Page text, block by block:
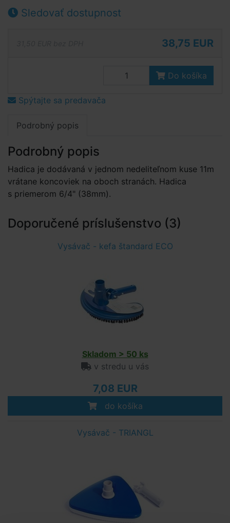
Sledovať dostupnost
38,75 EUR
Do košíka
Spýtajte sa predavača
Podrobný popis
Podrobný popis
Hadica je dodávaná v jednom nedeliteľnom kuse 11m
vrátane koncoviek na oboch stranách. Hadica
s priemerom 6/4" (38mm).
Doporučené príslušenstvo (3)
Vysávač - kefa štandard ECO
Skladom > 50 ks
v stredu u vás
7,08 EUR
do košíka
Vysávač - TRIANGL